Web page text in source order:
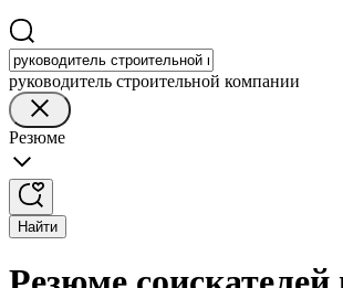
руководитель строительной компании
Резюме
Найти